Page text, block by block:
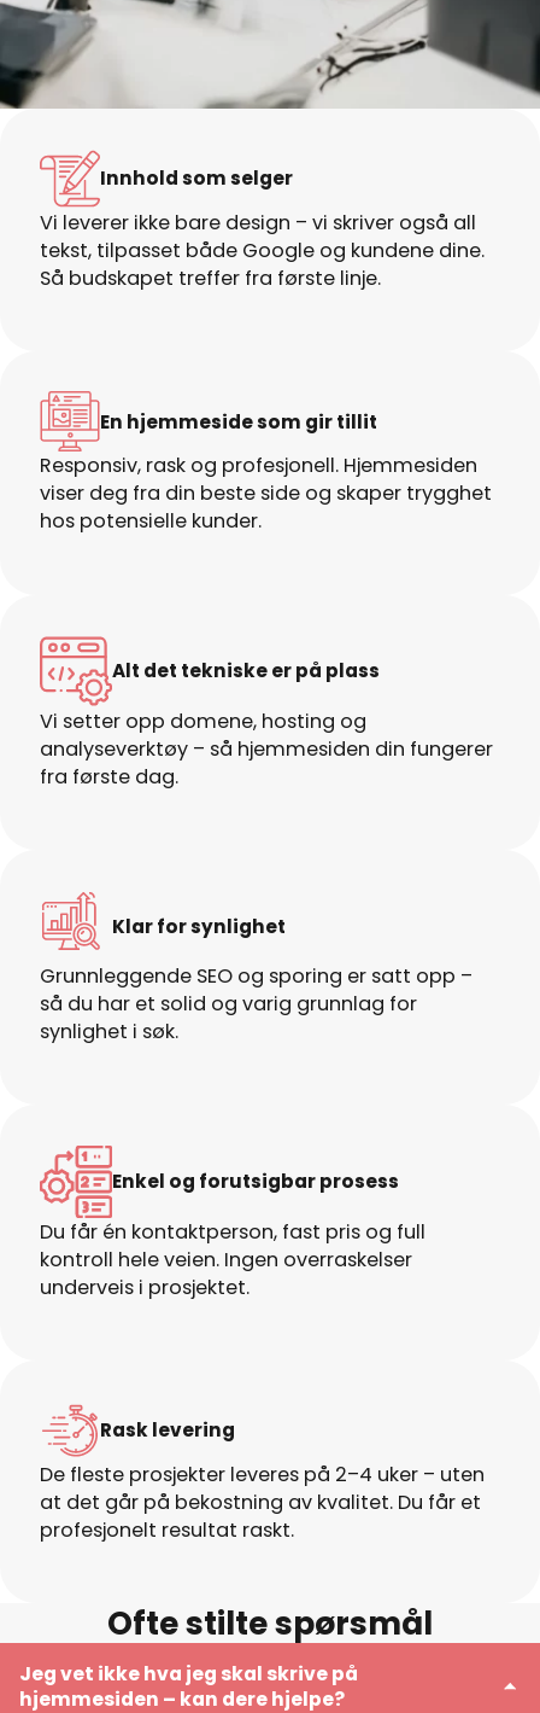
Innhold som selger
Vi leverer ikke bare design – vi skriver også all
tekst, tilpasset både Google og kundene dine.
Så budskapet treffer fra første linje.
En hjemmeside som gir tillit
Responsiv, rask og profesjonell. Hjemmesiden
viser deg fra din beste side og skaper trygghet
hos potensielle kunder.
Alt det tekniske er på plass
Vi setter opp domene, hosting og
analyseverktøy – så hjemmesiden din fungerer
fra første dag.
Klar for synlighet
Grunnleggende SEO og sporing er satt opp –
så du har et solid og varig grunnlag for
synlighet i søk.
Enkel og forutsigbar prosess
Du får én kontaktperson, fast pris og full
kontroll hele veien. Ingen overraskelser
underveis i prosjektet.
Rask levering
De fleste prosjekter leveres på 2–4 uker – uten
at det går på bekostning av kvalitet. Du får et
profesjonelt resultat raskt.
Ofte stilte spørsmål
Jeg vet ikke hva jeg skal skrive på
hjemmesiden – kan dere hjelpe?